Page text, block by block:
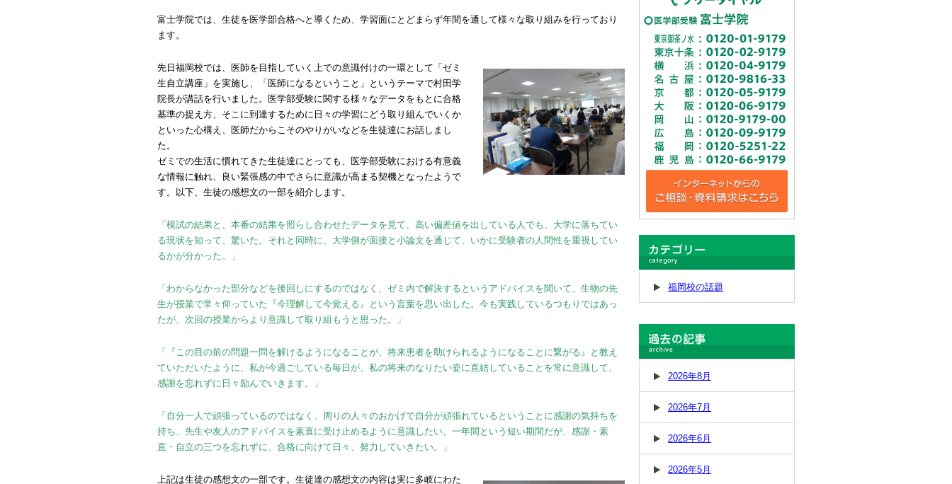
富士学院では、生徒を医学部合格へと導くため、学習面にとどまらず年間を通して様々な取り組みを行っており
ます。
先日福岡校では、医師を目指していく上での意識付けの一環として「ゼミ
生自立講座」を実施し、「医師になるということ」というテーマで村田学
院長が講話を行いました。医学部受験に関する様々なデータをもとに合格
基準の捉え方、そこに到達するために日々の学習にどう取り組んでいくか
といった心構え、医師だからこそのやりがいなどを生徒達にお話しまし
た。
ゼミでの生活に慣れてきた生徒達にとっても、医学部受験における有意義
な情報に触れ、良い緊張感の中でさらに意識が高まる契機となったようで
す。以下、生徒の感想文の一部を紹介します。
「模試の結果と、本番の結果を照らし合わせたデータを見て、高い偏差値を出している人でも、大学に落ちてい
る現状を知って、驚いた。それと同時に、大学側が面接と小論文を通じて、いかに受験者の人間性を重視してい
るかが分かった。」
「わからなかった部分などを後回しにするのではなく、ゼミ内で解決するというアドバイスを聞いて、生物の先
生が授業で常々仰っていた『今理解して今覚える』という言葉を思い出した。今も実践しているつもりではあっ
たが、次回の授業からより意識して取り組もうと思った。」
「『この目の前の問題一問を解けるようになることが、将来患者を助けられるようになることに繋がる』と教え
ていただいたように、私が今過ごしている毎日が、私の将来のなりたい姿に直結していることを常に意識して、
感謝を忘れずに日々励んでいきます。」
「自分一人で頑張っているのではなく、周りの人々のおかげで自分が頑張れているということに感謝の気持ちを
持ち、先生や友人のアドバイスを素直に受け止めるように意識したい。一年間という短い期間だが、感謝・素
直・自立の三つを忘れずに、合格に向けて日々、努力していきたい。」
上記は生徒の感想文の一部です。生徒達の感想文の内容は実に多岐にわた
福岡校の話題
2026年8月
2026年7月
2026年6月
2026年5月